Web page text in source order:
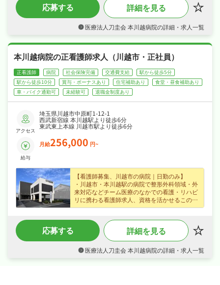
など各種手当・昇給ありなど好待遇で、月給
25.6万円〜の正社員求人、安定した収入を目指
せます◎
・日勤のみで4週8休・年間休日112日でメリハ
やすくワークライフバランスも抜群◎
・社会保険完備、退職金制度あり、住宅補助・
社宅制度ありと手厚く、腰を据えて長く活躍で
きる職場です◎
応募する 詳細を見る
医療法人刀圭会 本川越病院の詳細・求人一覧
本川越病院の正看護師求人（川越市・正社員）
正看護師 病院 社会保険完備 交通費支給
駅から徒歩5分
駅から徒歩10分
賞与・ボーナスあり 住宅補助あり
食堂・昼食補助あり
車・バイク通勤可
未経験可 退職金制度あり
アクセス
埼玉県川越市中原町1-12-1
西武新宿線 本川越駅より徒歩6分
東武東上本線 川越市駅より徒歩6分
給与
月給256,000 円~
【看護師募集、川越市の病院｜日勤のみ】
・川越市・本川越駅の病院で整形外科領域・外
来対応などチーム医療のなかでの看護・リハビ
リに携わる看護師求人、資格を活かせるこの環
境で新たな一歩を踏み出しませんか？
など各種手当・昇給ありなど好待遇で、月給
25.6万円〜の正社員求人、あなたの経験を正当
に評価します♪
・年末年始休暇など長期休暇も取りやすく4週8
休・年間休日112日なので、日勤のみでご家庭
応募する 詳細を見る
医療法人刀圭会 本川越病院の詳細・求人一覧